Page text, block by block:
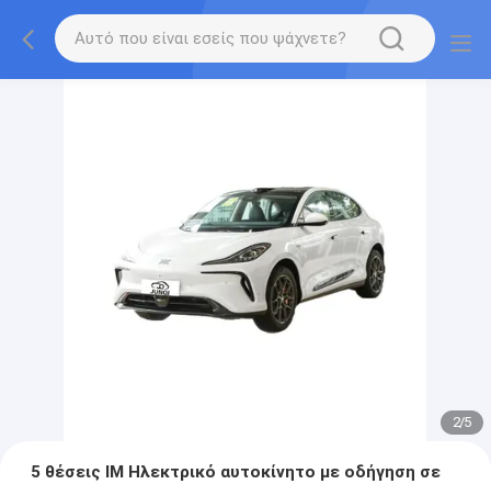
2/5
5 θέσεις ΙΜ Ηλεκτρικό αυτοκίνητο με οδήγηση σε